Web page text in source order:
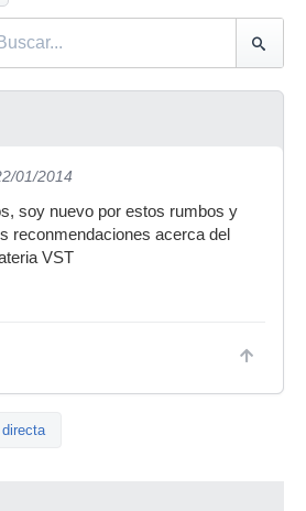
01/2014
soy nuevo por estos rumbos y
reconmendaciones acerca del
VST